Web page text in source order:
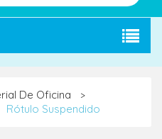
De Oficina >
Rótulo Suspendido